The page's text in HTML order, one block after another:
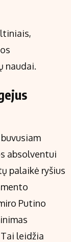
naudai.
absolventui
palaikė ryšius
Putino
leidžia